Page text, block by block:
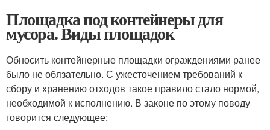
Площадка под контейнеры для
мусора. Виды площадок
Обносить контейнерные площадки ограждениями ранее
было не обязательно. С ужесточением требований к
сбору и хранению отходов такое правило стало нормой,
необходимой к исполнению. В законе по этому поводу
говорится следующее: